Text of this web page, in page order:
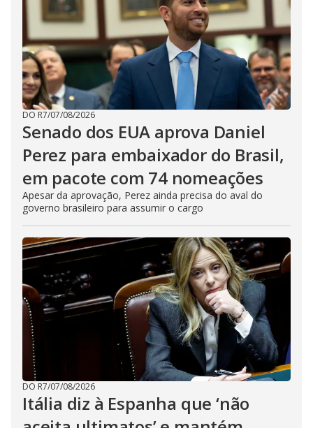
DO R7/07/08/2026
Senado dos EUA aprova Daniel
Perez para embaixador do Brasil,
em pacote com 74 nomeações
Apesar da aprovação, Perez ainda precisa do aval do
governo brasileiro para assumir o cargo
DO R7/07/08/2026
Itália diz à Espanha que ‘não